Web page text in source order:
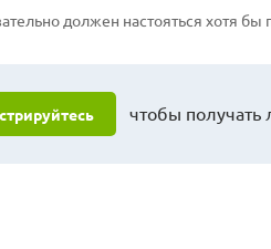
должен настояться хотя
чтобы